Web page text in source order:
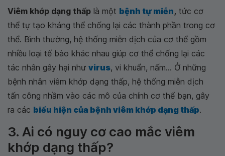
Viêm khớp dạng thấp là một bệnh tự miễn, tức cơ
thể tự tạo kháng thể chống lại các thành phần trong cơ
thể. Bình thường, hệ thống miễn dịch của cơ thể gồm
nhiều loại tế bào khác nhau giúp cơ thể chống lại các
tác nhân gây hại như virus, vi khuẩn, nấm... Ở những
bệnh nhân viêm khớp dạng thấp, hệ thống miễn dịch
tấn công nhầm vào các mô của chính cơ thể bạn, gây
ra các biểu hiện của bệnh viêm khớp dạng thấp.
3. Ai có nguy cơ cao mắc viêm
khớp dạng thấp?